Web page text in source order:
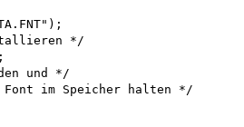
*/
und */
im Speicher halten */